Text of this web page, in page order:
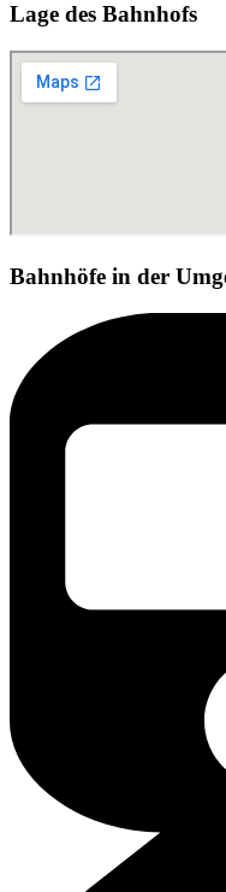
Lage des Bahnhofs
Bahnhöfe in der